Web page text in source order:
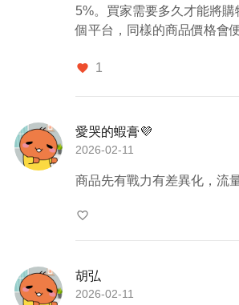
5%。買家需要多久才能將
個平台，同樣的商品價格會
favorite 1
愛哭的蝦膏💜
2026-02-11
商品先有戰力有差異化，流
favorite_border
胡弘
2026-02-11